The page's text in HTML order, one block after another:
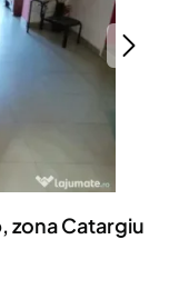
zona Catargiu